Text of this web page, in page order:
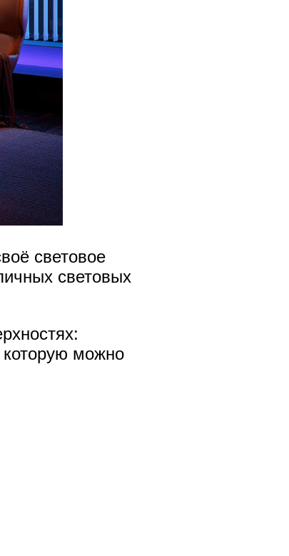
световое
световых
которую можно